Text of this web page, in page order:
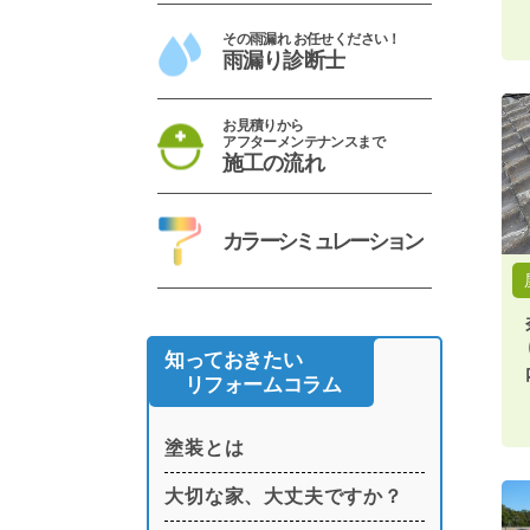
その雨漏れ お任せください！
雨漏り診断士
お見積りから
アフターメンテナンスまで
施工の流れ
カラーシミュレーション
知っておきたい
リフォームコラム
塗装とは
大切な家、大丈夫ですか？